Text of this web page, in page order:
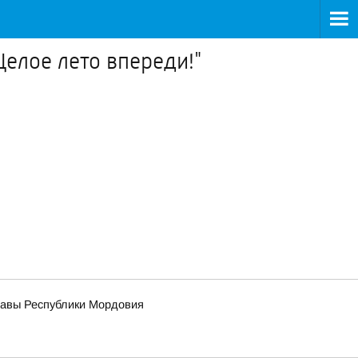
лето впереди!"
Республики Мордовия